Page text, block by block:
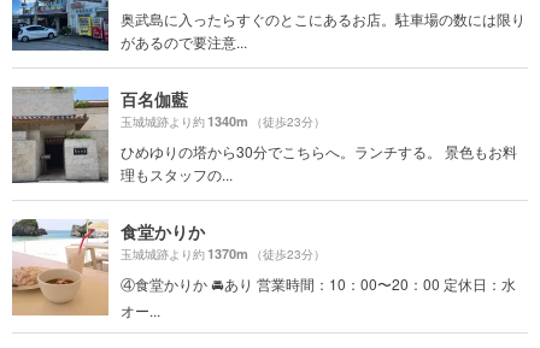
奥武島に入ったらすぐのとこにあるお店。駐車場の数には限り
があるので要注意...
百名伽藍
玉城城跡より約1340m （徒歩23分）
ひめゆりの塔から30分でこちらへ。ランチする。 景色もお料
理もスタッフの...
食堂かりか
玉城城跡より約1370m （徒歩23分）
④食堂かりか 🚘あり 営業時間：10：00〜20：00 定休日：水
オー...